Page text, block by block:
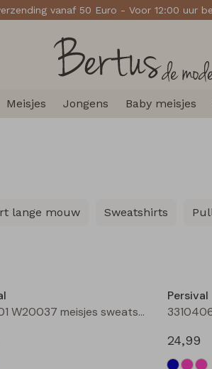
vanaf 50 Euro - Voor 12:00 uur
Meisjes Jongens Baby meisjes
lange mouw Sweatshirts
3310401 W20037 meisjes sweatshirt Oranje neon
Persival
24,99